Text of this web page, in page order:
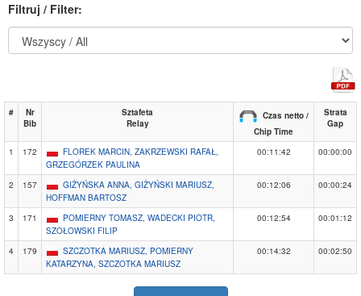
Filtruj / Filter:
#
Nr
Bib
Sztafeta
Relay
Czas netto /
Chip Time
Strata
Gap
1 172
FLOREK MARCIN, ZAKRZEWSKI RAFAŁ,
GRZEGÓRZEK PAULINA
00:11:42 00:00:00
2 157
GIŻYŃSKA ANNA, GIŻYŃSKI MARIUSZ,
HOFFMAN BARTOSZ
00:12:06 00:00:24
3 171
POMIERNY TOMASZ, WADECKI PIOTR,
SZOŁOWSKI FILIP
00:12:54 00:01:12
4 179
SZCZOTKA MARIUSZ, POMIERNY
KATARZYNA, SZCZOTKA MARIUSZ
00:14:32 00:02:50